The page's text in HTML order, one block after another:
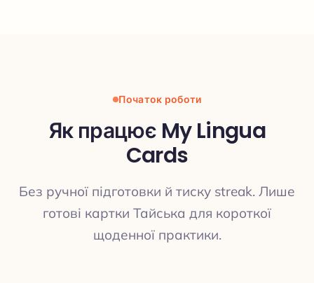
Початок роботи
Як працює My Lingua
Cards
Без ручної підготовки й тиску streak. Лише
готові картки Тайська для короткої
щоденної практики.